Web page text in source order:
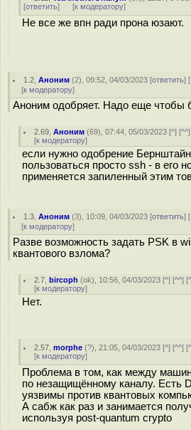
[ответить] [к модератору]
Не все же впн ради прона юзают.
1.2 ,Аноним (2), 09:52, 04/03/2023 [ответить] [
[к модератору]
Аноним одобряет. Надо еще чтобы
2.69 ,Аноним (69), 07:44, 05/03/2023 [^] [^^
[к модератору]
если нужно одобрение
пользоваться просто ssh - в его
применяется запиленный этим
1.3 ,Аноним (3), 10:09, 04/03/2023 [ответить] [
[к модератору]
Разве возможность задать PSK в
квантового взлома?
2.7 ,bircoph (ok), 10:56, 04/03/2023 [^] [^^] [
[к модератору]
Нет.
2.57 ,morphe (?), 21:05, 04/03/2023 [^] [^^] [
[к модератору]
Проблема в том, как между
по незащищённому каналу. Есть
уязвимы против квантовых
А сабж как раз и занимается
используя post-quantum crypto